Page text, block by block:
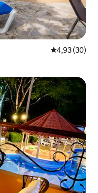
Միջին
4,93 (30)